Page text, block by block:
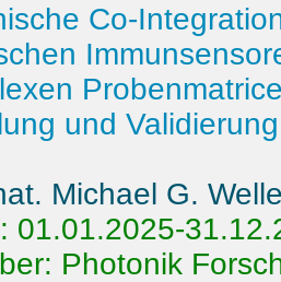
Co-
und
Michael G.
01.01.2025-
Photonik